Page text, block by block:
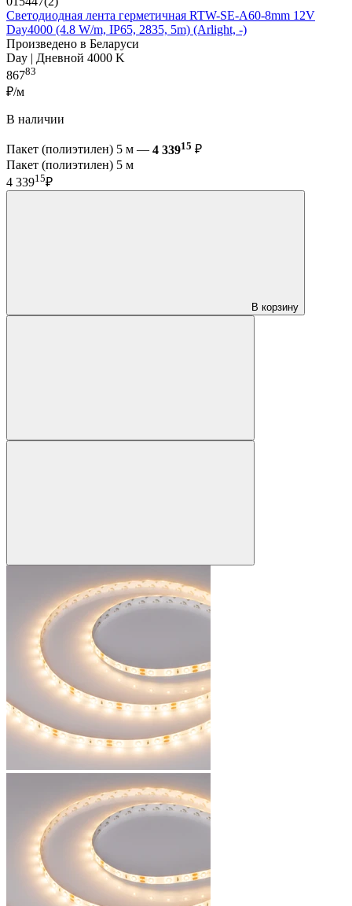
Светодиодная лента герметичная RTW-SE-A60-8mm 12V
Day4000 (4.8 W/m, IP65, 2835, 5m) (Arlight, -)
Произведено в Беларуси
Day | Дневной 4000 K
86783
₽/м
В наличии
Пакет (полиэтилен) 5 м — 4 33915 ₽
Пакет (полиэтилен) 5 м
4 33915₽
В корзину